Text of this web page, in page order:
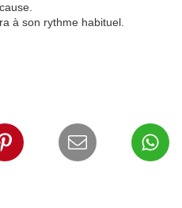
à son rythme habituel.